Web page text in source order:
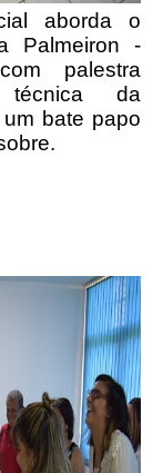
aborda o
Palmeiron -
palestra
técnica da
bate papo